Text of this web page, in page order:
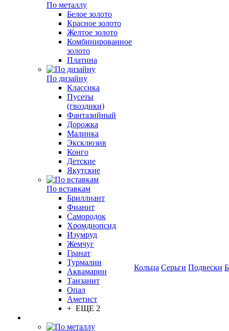
По металлу
Белое золото
Красное золото
Желтое золото
Комбинированное
золото
Платина
По дизайну
Классика
Пусеты
(гвоздики)
Фантазийный
Дорожка
Малинка
Эксклюзив
Конго
Детские
Якутские
По вставкам
Бриллиант
Фианит
Самородок
Хромдиопсид
Изумруд
Жемчуг
Гранат
Турмалин
Аквамарин
Танзанит
Опал
Аметист
+ ЕЩЕ 2
Кольца Серьги Подвески